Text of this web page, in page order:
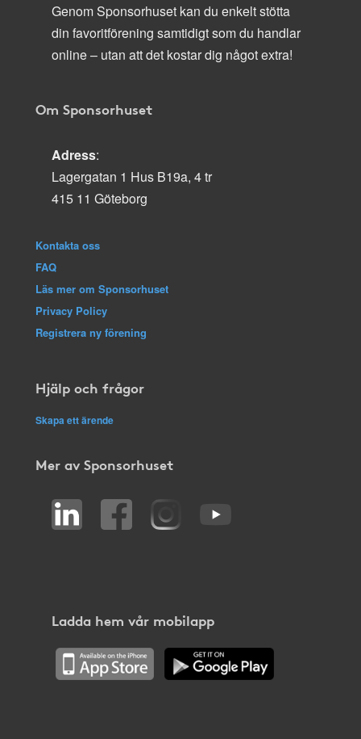
Genom Sponsorhuset kan du enkelt stötta
din favoritförening samtidigt som du handlar
online – utan att det kostar dig något extra!
Om Sponsorhuset
Adress:
Lagergatan 1 Hus B19a, 4 tr
415 11 Göteborg
Kontakta oss
FAQ
Läs mer om Sponsorhuset
Privacy Policy
Registrera ny förening
Hjälp och frågor
Skapa ett ärende
Mer av Sponsorhuset
Ladda hem vår mobilapp